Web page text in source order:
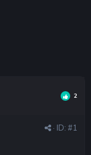
2
· ID: #1